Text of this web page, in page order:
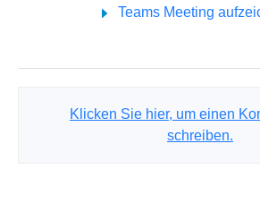
Teams Meeting
Klicken Sie hier, um einen
schreiben.